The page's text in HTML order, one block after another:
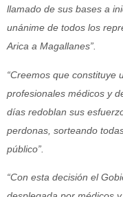
llamado de sus bases a
unánime de todos los
Arica a Magallanes”.
“Creemos que
profesionales médicos y
días redoblan sus
perdonas, sorteando
público”.
“Con esta decisión el